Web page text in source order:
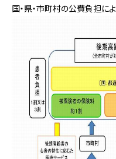
国・県・市町村の公費負担に